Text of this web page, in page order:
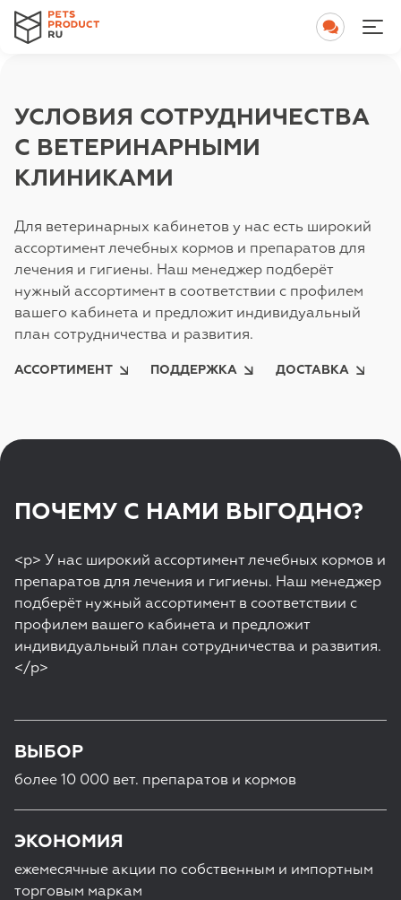
УСЛОВИЯ СОТРУДНИЧЕСТВА
С ВЕТЕРИНАРНЫМИ
КЛИНИКАМИ
Для ветеринарных кабинетов у нас есть широкий
ассортимент лечебных кормов и препаратов для
лечения и гигиены. Наш менеджер подберёт
нужный ассортимент в соответствии с профилем
вашего кабинета и предложит индивидуальный
план сотрудничества и развития.
АССОРТИМЕНТ ПОДДЕРЖКА ДОСТАВКА
ПОЧЕМУ С НАМИ ВЫГОДНО?
<p> У нас широкий ассортимент лечебных кормов и
препаратов для лечения и гигиены. Наш менеджер
подберёт нужный ассортимент в соответствии с
профилем вашего кабинета и предложит
индивидуальный план сотрудничества и развития.
</p>
ВЫБОР
более 10 000 вет. препаратов и кормов
ЭКОНОМИЯ
ежемесячные акции по собственным и импортным
торговым маркам